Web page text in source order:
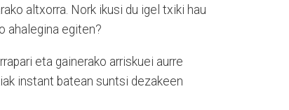
altxorra. Nork ikusi du igel txiki hau
ahalegina egiten?
eta gainerako arriskuei aurre
instant batean suntsi dezakeen